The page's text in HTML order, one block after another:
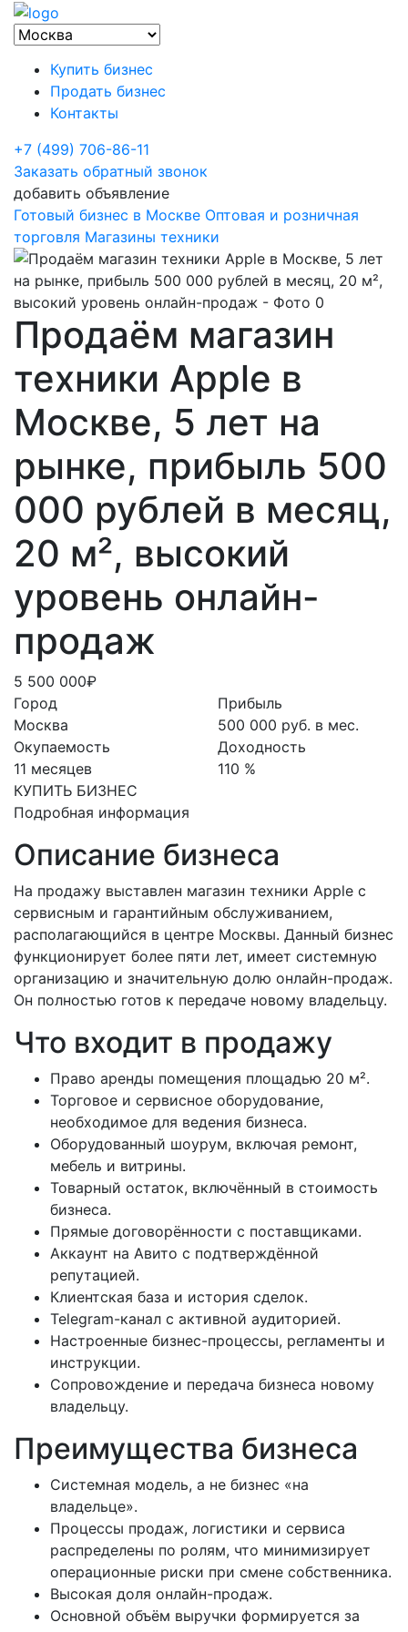
Купить бизнес
Продать бизнес
Контакты
+7 (499) 706-86-11
Заказать обратный звонок
добавить объявление
Готовый бизнес в Москве Оптовая и розничная
торговля Магазины техники
Продаём магазин
техники Apple в
Москве, 5 лет на
рынке, прибыль 500
000 рублей в месяц,
20 м², высокий
уровень онлайн-
продаж
5 500 000₽
Город
Москва
Окупаемость
11 месяцев
КУПИТЬ БИЗНЕС
Прибыль
500 000 руб. в мес.
Доходность
110 %
Подробная информация
Описание бизнеса
На продажу выставлен магазин техники Apple с
сервисным и гарантийным обслуживанием,
располагающийся в центре Москвы. Данный бизнес
функционирует более пяти лет, имеет системную
организацию и значительную долю онлайн-продаж.
Он полностью готов к передаче новому владельцу.
Что входит в продажу
Право аренды помещения площадью 20 м².
Торговое и сервисное оборудование,
необходимое для ведения бизнеса.
Оборудованный шоурум, включая ремонт,
мебель и витрины.
Товарный остаток, включённый в стоимость
бизнеса.
Прямые договорённости с поставщиками.
Аккаунт на Авито с подтверждённой
репутацией.
Клиентская база и история сделок.
Telegram-канал с активной аудиторией.
Настроенные бизнес-процессы, регламенты и
инструкции.
Сопровождение и передача бизнеса новому
владельцу.
Преимущества бизнеса
Системная модель, а не бизнес «на
владельце».
Процессы продаж, логистики и сервиса
распределены по ролям, что минимизирует
операционные риски при смене собственника.
Высокая доля онлайн-продаж.
Основной объём выручки формируется за